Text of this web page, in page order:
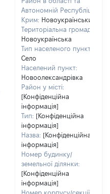
Автономній Республіці
Крим: Новоукраїнський
Територіальна громада:
Новоукраїнська
Тип населеного пункту:
Село
Населений пункт:
Новоолександрівка
Район у місті:
[Конфіденційна
інформація]
Тип: [Конфіденційна
інформація]
Назва: [Конфіденційна
інформація]
Номер будинку/
земельної ділянки:
[Конфіденційна
інформація]
Номер корпусу/секції/